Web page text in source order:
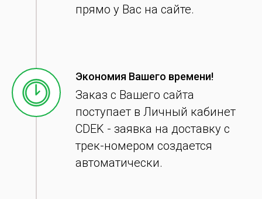
прямо у Вас на сайте.
Экономия Вашего времени!
Заказ с Вашего сайта
поступает в Личный кабинет
CDEK - заявка на доставку с
трек-номером создается
автоматически.